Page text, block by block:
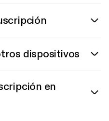
dispositivos
en